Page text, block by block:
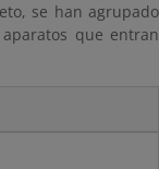
se han agrupado
que entran